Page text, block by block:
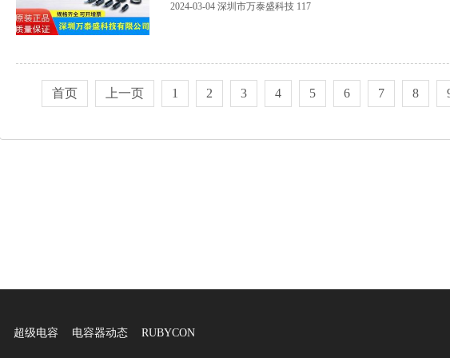
2024-03-04 深圳市万泰盛科技 117
首页 上一页 1 2 3 4 5 6 7 8
超级电容 电容器动态 RUBYCON